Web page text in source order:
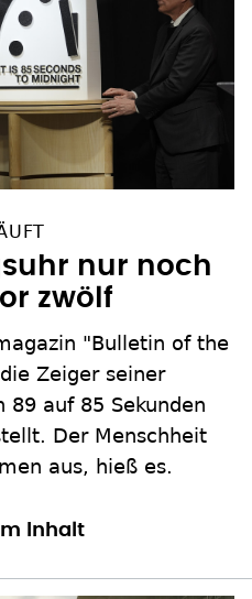
nur noch
zwölf
"Bulletin of the
Zeiger seiner
89 auf 85 Sekunden
Der Menschheit
aus, hieß es.
Inhalt